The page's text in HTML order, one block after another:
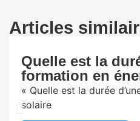
Articles
Quelle est la
formation en
« Quelle est la durée
solaire